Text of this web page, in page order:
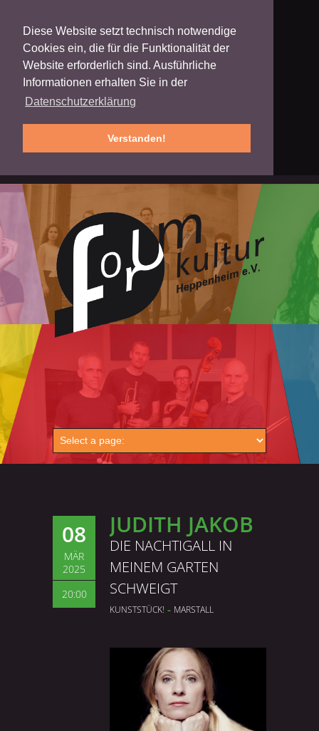
Diese Website setzt technisch notwendige
Cookies ein, die für die Funktionalität der
Website erforderlich sind. Ausführliche
Informationen erhalten Sie in der
Datenschutzerklärung
Verstanden!
08
MÄR
2025
20:00
JUDITH JAKOB
DIE NACHTIGALL IN
MEINEM GARTEN
SCHWEIGT
KUNSTSTÜCK! - MARSTALL